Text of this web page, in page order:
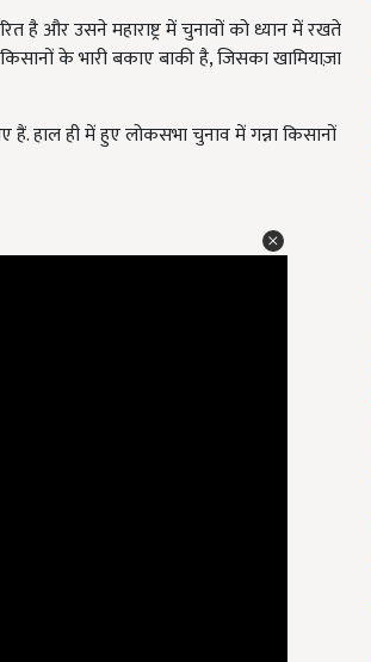
है और उसने महाराष्ट्र में चुनावों को ध्यान में रखते
के भारी बकाए बाकी है, जिसका खामियाज़ा
हाल ही में हुए लोकसभा चुनाव में गन्ना किसानों